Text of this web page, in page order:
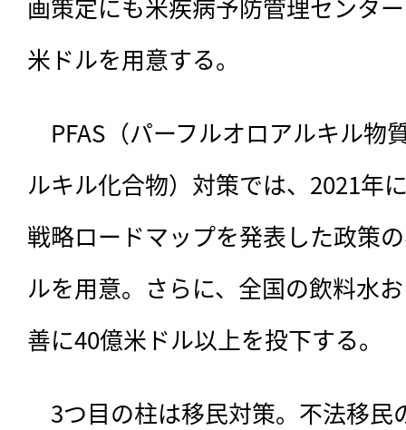
米ドルを用意する。
PFAS（パーフルオロアルキル物
ルキル化合物）対策では、2021年
戦略ロードマップを発表した政策
ルを用意。さらに、全国の飲料水
善に40億米ドル以上を投下する。
3つ目の柱は移民対策。不法移民